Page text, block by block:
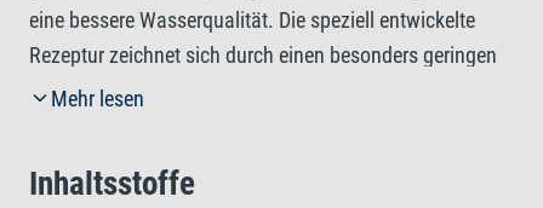
eine bessere Wasserqualität. Die speziell entwickelte
Rezeptur zeichnet sich durch einen besonders geringen
Kohlenhydratanteil aus und sorgt so für die artgerechte
ist sorgfältig auf die Ernährungsbedürfnisse Ihrer Fische
Mehr lesen
Inhaltsstoffe